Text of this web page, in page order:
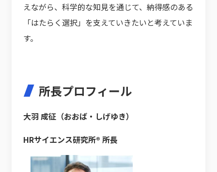
えながら、科学的な知見を通じて、納得感のある
「はたらく選択」を支えていきたいと考えていま
す。
所長プロフィール
大羽 成征（おおば・しげゆき）
HRサイエンス研究所® 所長